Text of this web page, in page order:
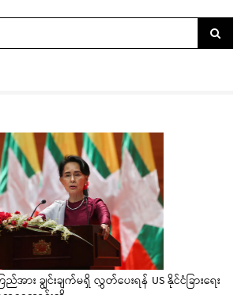
အား ချွင်းချက်မရှိ လွှတ်ပေးရန် US နိုင်ငံခြားရေး